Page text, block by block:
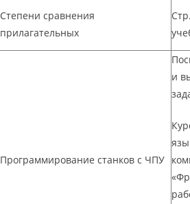
Степени сравнения
прилагательных
Программирование станков с ЧПУ
и